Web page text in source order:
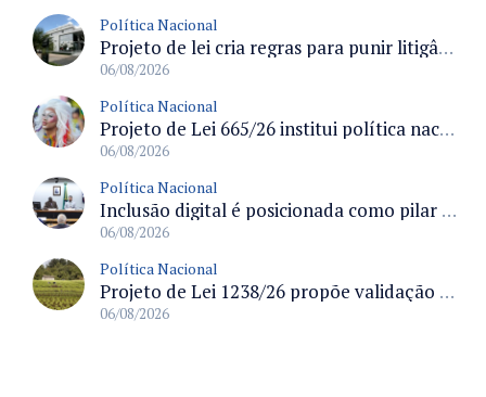
Política Nacional
Projeto de lei cria regras para punir litigância abusiva reversa e integrar sistemas do Judiciário
06/08/2026
Política Nacional
Projeto de Lei 665/26 institui política nacional para prevenção ao transfeminicídio e prevê medidas de proteção e reparação
06/08/2026
Política Nacional
Inclusão digital é posicionada como pilar essencial da reurbanização de favelas e periferias
06/08/2026
Política Nacional
Projeto de Lei 1238/26 propõe validação automática do Cadastro Ambiental Rural para imóveis de até quatro módulos fiscais
06/08/2026